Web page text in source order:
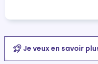
Je veux en savoir